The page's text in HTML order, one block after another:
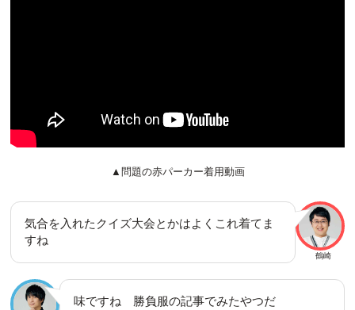
▲問題の赤パーカー着用動画
鶴崎
気合を入れたクイズ大会とかはよくこれ着てま
すね
味ですね 勝負服の記事でみたやつだ